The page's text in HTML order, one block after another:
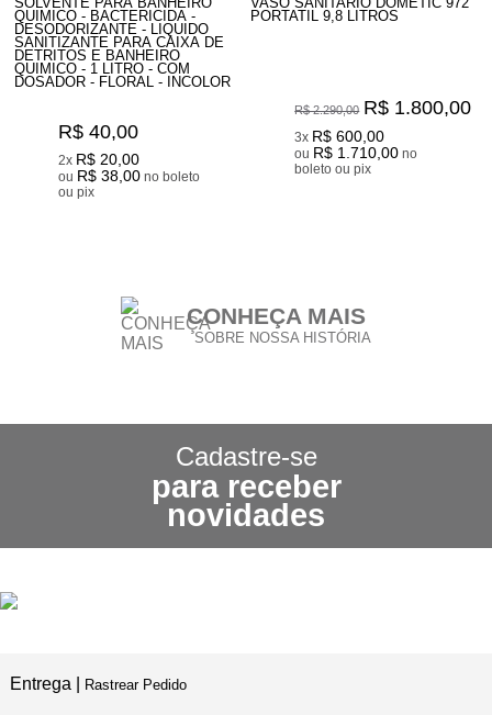
QUIMICO - BACTERICIDA -
DESODORIZANTE - LIQUIDO
SANITIZANTE PARA CAIXA DE
DETRITOS E BANHEIRO
QUIMICO - 1 LITRO - COM
DOSADOR - FLORAL - INCOLOR
R$ 40,00
2x R$ 20,00
ou R$ 38,00 no boleto
ou pix
PORTATIL 9,8 LITROS
R$ 2.290,00 R$ 1.800,00
3x R$ 600,00
ou R$ 1.710,00 no
boleto ou pix
CONHEÇA MAIS
SOBRE NOSSA HISTÓRIA
POLÍTICA DE FRETE GRÁTIS
3X SEM JUROS
NO CARTÃO DE CRÉDITO
Cadastre-se
para receber
novidades
Entrega | Rastrear Pedido